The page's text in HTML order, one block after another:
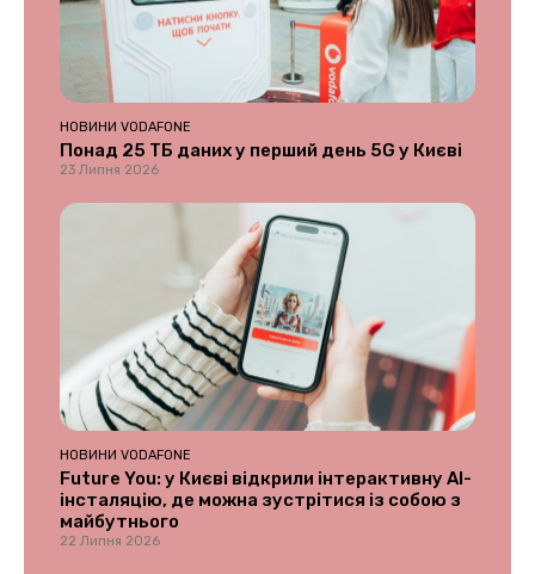
НОВИНИ VODAFONE
Понад 25 ТБ даних у перший день 5G у Києві
23 Липня 2026
НОВИНИ VODAFONE
Future You: у Києві відкрили інтерактивну AI-
інсталяцію, де можна зустрітися із собою з
майбутнього
22 Липня 2026